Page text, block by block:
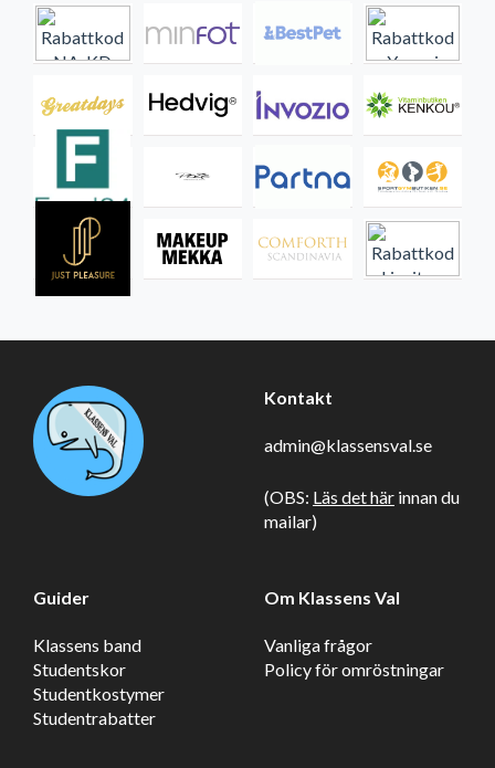
Kontakt
admin@klassensval.se
(OBS: Läs det här innan du
mailar)
Guider
Klassens band
Studentskor
Studentkostymer
Studentrabatter
Om Klassens Val
Vanliga frågor
Policy för omröstningar